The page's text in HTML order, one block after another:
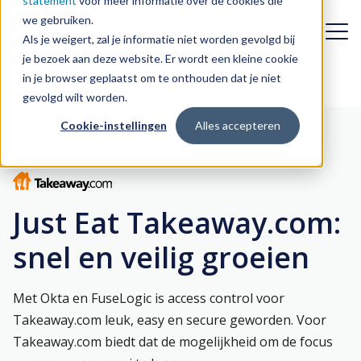
we gebruiken.
Als je weigert, zal je informatie niet worden gevolgd bij
je bezoek aan deze website. Er wordt een kleine cookie
in je browser geplaatst om te onthouden dat je niet
gevolgd wilt worden.
Cookie-instellingen Alles accepteren
Uitdagingen
Dynamiek van de organisatie
Digitale transformatie
First day experience
Identity Management in de cloud
Toegang onder controle
Draagvlak voor Identity Management
Oplossingen
Identity & Access Management
Identity Governance & Administration
Customer Identity & Access Management
Identity Management-integratie
Snelle integratie in uw IT-landschap, met minimale impact
Okta-implementatie
Case studies
Over FuseLogic
Wie is FuseLogic?
Werken bij FuseLogic
Onze aanpak
Blog & nieuws
Contact
Terug
Just Eat Takeaway.com:
snel en veilig groeien
Met Okta en FuseLogic is access control voor
Takeaway.com leuk, easy en secure geworden. Voor
Takeaway.com biedt dat de mogelijkheid om de focus